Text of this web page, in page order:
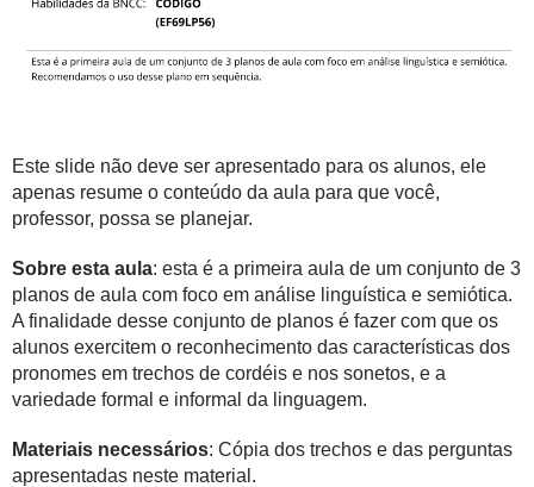
Este slide não deve ser apresentado para os alunos, ele
apenas resume o conteúdo da aula para que você,
professor, possa se planejar.
Sobre esta aula: esta é a primeira aula de um conjunto de 3
planos de aula com foco em análise linguística e semiótica.
A finalidade desse conjunto de planos é fazer com que os
alunos exercitem o reconhecimento das características dos
pronomes em trechos de cordéis e nos sonetos, e a
variedade formal e informal da linguagem.
Materiais necessários: Cópia dos trechos e das perguntas
apresentadas neste material.